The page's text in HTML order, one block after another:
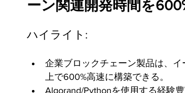
ーン関連開発時間を
ハイライト:
企業ブロックチェーン製品は、
上で600%高速に構築できる。
Algorand/Pythonを使用する経験